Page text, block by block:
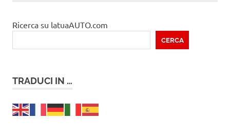
Ricerca su latuaAUTO.com
CERCA
TRADUCI IN …